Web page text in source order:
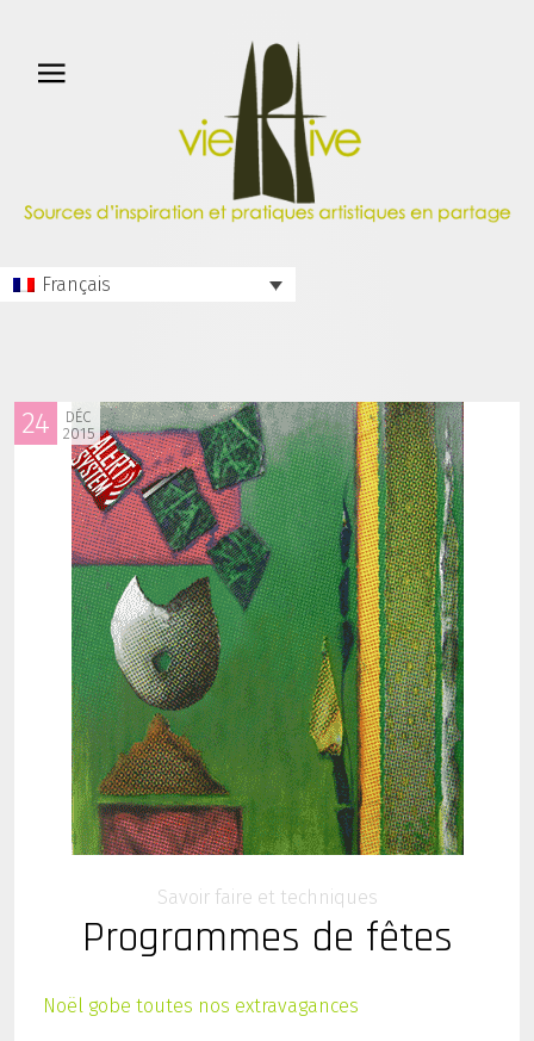
Français
24
DÉC
2015
Savoir faire et techniques
Programmes de fêtes
Noël gobe toutes nos extravagances